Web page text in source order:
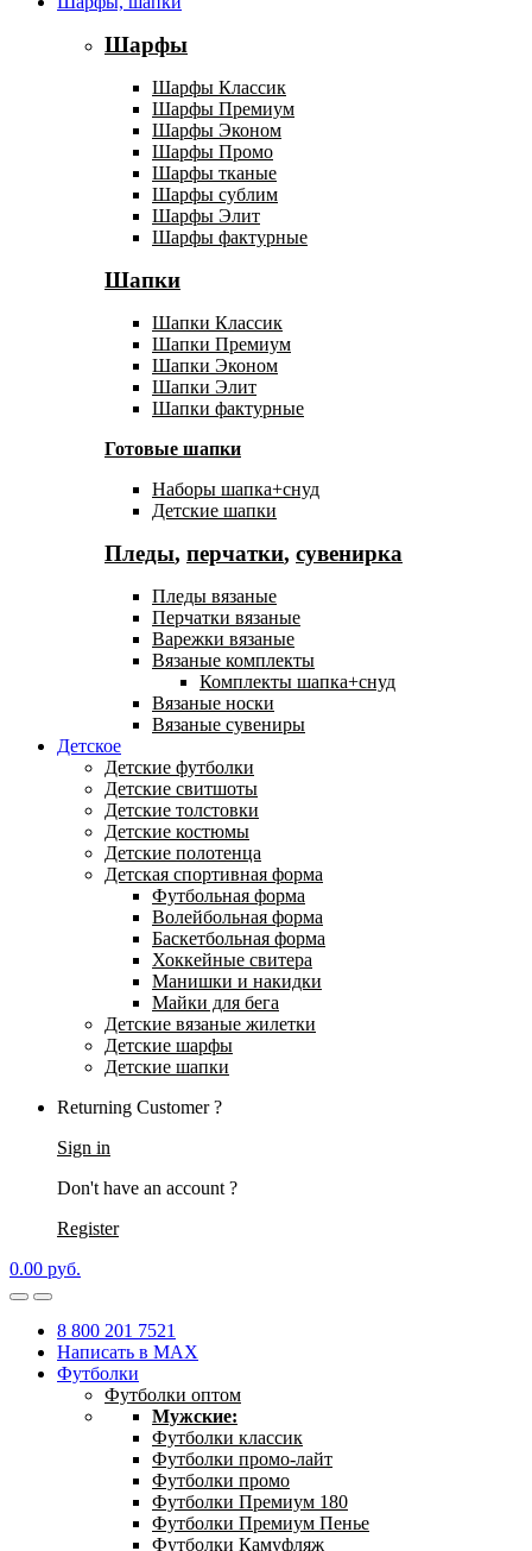
Шарфы
Шарфы Классик
Шарфы Премиум
Шарфы Эконом
Шарфы Промо
Шарфы тканые
Шарфы сублим
Шарфы Элит
Шарфы фактурные
Шапки
Шапки Классик
Шапки Премиум
Шапки Эконом
Шапки Элит
Шапки фактурные
Готовые шапки
Наборы шапка+снуд
Детские шапки
Пледы, перчатки, сувенирка
Пледы вязаные
Перчатки вязаные
Варежки вязаные
Вязаные комплекты
Комплекты шапка+снуд
Вязаные носки
Вязаные сувениры
Детское
Детские футболки
Детские свитшоты
Детские толстовки
Детские костюмы
Детские полотенца
Детская спортивная форма
Футбольная форма
Волейбольная форма
Баскетбольная форма
Хоккейные свитера
Манишки и накидки
Майки для бега
Детские вязаные жилетки
Детские шарфы
Детские шапки
Returning Customer ?
Sign in
Don't have an account ?
Register
0.00 руб.
8 800 201 7521
Написать в MAX
Футболки
Футболки оптом
Мужские:
Футболки классик
Футболки промо-лайт
Футболки промо
Футболки Премиум 180
Футболки Премиум Пенье
Футболки Камуфляж